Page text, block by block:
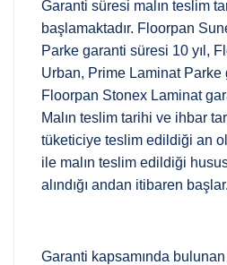
Garanti süresi malın teslim
başlamaktadır. Floorpan
Parke garanti süresi 10 yıl,
Urban, Prime Laminat Parke
Floorpan Stonex Laminat
Malın teslim tarihi ve ihbar
tüketiciye teslim edildiği an
ile malın teslim edildiği
alındığı andan itibaren başlar.
Garanti kapsamında bulunan